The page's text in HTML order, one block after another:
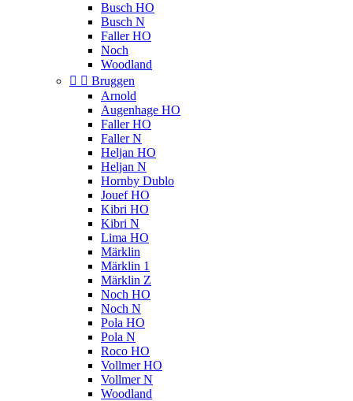
Busch HO
Busch N
Faller HO
Noch
Woodland
  Bruggen
Arnold
Augenhage HO
Faller HO
Faller N
Heljan HO
Heljan N
Hornby Dublo
Jouef HO
Kibri HO
Kibri N
Lima HO
Märklin
Märklin 1
Märklin Z
Noch HO
Noch N
Pola HO
Pola N
Roco HO
Vollmer HO
Vollmer N
Woodland